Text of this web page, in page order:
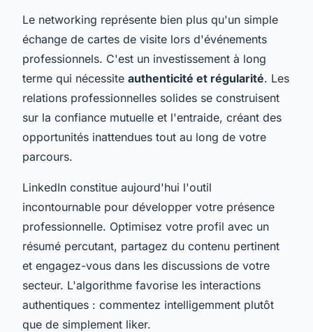
Le networking représente bien plus qu'un simple
échange de cartes de visite lors d'événements
professionnels. C'est un investissement à long
terme qui nécessite authenticité et régularité. Les
relations professionnelles solides se construisent
sur la confiance mutuelle et l'entraide, créant des
opportunités inattendues tout au long de votre
parcours.
LinkedIn constitue aujourd'hui l'outil
incontournable pour développer votre présence
professionnelle. Optimisez votre profil avec un
résumé percutant, partagez du contenu pertinent
et engagez-vous dans les discussions de votre
secteur. L'algorithme favorise les interactions
authentiques : commentez intelligemment plutôt
que de simplement liker.